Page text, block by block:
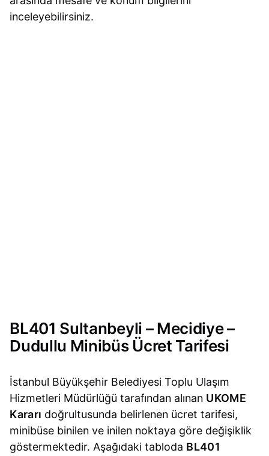
inceleyebilirsiniz.
BL401 Sultanbeyli – Mecidiye –
Dudullu Minibüs Ücret Tarifesi
İstanbul Büyükşehir Belediyesi Toplu Ulaşım
Hizmetleri Müdürlüğü tarafından alınan UKOME
Kararı doğrultusunda belirlenen ücret tarifesi,
minibüse binilen ve inilen noktaya göre değişiklik
göstermektedir. Aşağıdaki tabloda BL401